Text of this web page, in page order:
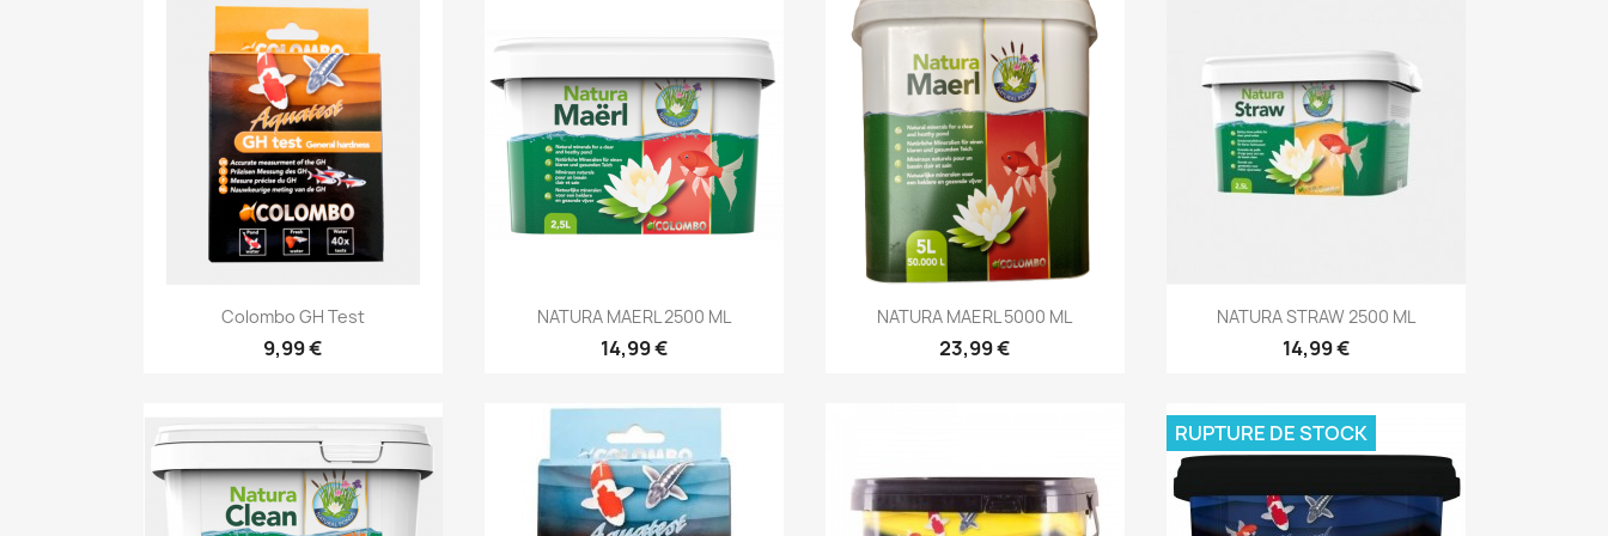
Aperçu rapide
Colombo GH Test
9,99 €
Aperçu rapide
NATURA MAERL 2500 ML
14,99 €
Aperçu rapide
NATURA MAERL 5000 ML
23,99 €
Aperçu rapide
NATURA STRAW 2500 ML
14,99 €
RUPTURE DE STOCK